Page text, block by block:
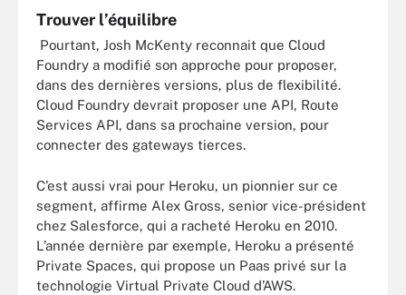
Trouver l’équilibre
Pourtant, Josh McKenty reconnait que Cloud
Foundry a modifié son approche pour proposer,
dans des dernières versions, plus de flexibilité.
Cloud Foundry devrait proposer une API, Route
Services API, dans sa prochaine version, pour
connecter des gateways tierces.
C’est aussi vrai pour Heroku, un pionnier sur ce
segment, affirme Alex Gross, senior vice-président
chez Salesforce, qui a racheté Heroku en 2010.
L’année dernière par exemple, Heroku a présenté
Private Spaces, qui propose un Paas privé sur la
technologie Virtual Private Cloud d’AWS.